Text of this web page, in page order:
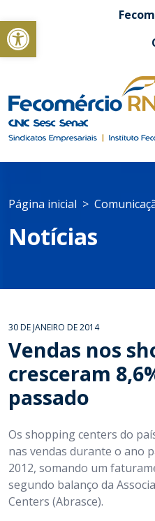
Abrir a barra de ferramentas
Página inicial
Notícias
30 DE JANEIRO DE 2014
Vendas nos
cresceram
passado
Os shopping centers do
nas vendas durante o ano
2012, somando um
segundo balanço da
Centers (Abrasce).